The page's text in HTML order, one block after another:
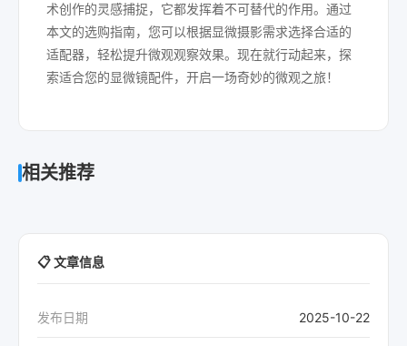
术创作的灵感捕捉，它都发挥着不可替代的作用。通过
本文的选购指南，您可以根据显微摄影需求选择合适的
适配器，轻松提升微观观察效果。现在就行动起来，探
索适合您的显微镜配件，开启一场奇妙的微观之旅！
相关推荐
📋 文章信息
发布日期 2025-10-22